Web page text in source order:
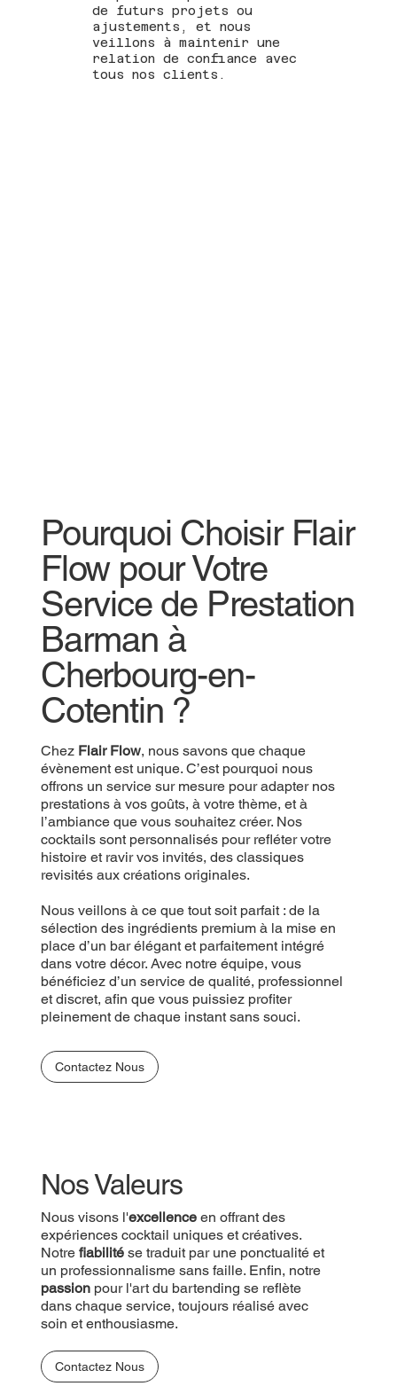
de futurs projets ou
ajustements, et nous
veillons à maintenir une
relation de confiance avec
tous nos clients.
Pourquoi Choisir Flair
Flow pour Votre
Service de Prestation
Barman à
Cherbourg-en-
Cotentin ?
Chez Flair Flow, nous savons que chaque
évènement est unique. C’est pourquoi nous
offrons un service sur mesure pour adapter nos
prestations à vos goûts, à votre thème, et à
l’ambiance que vous souhaitez créer. Nos
cocktails sont personnalisés pour refléter votre
histoire et ravir vos invités, des classiques
revisités aux créations originales.
Nous veillons à ce que tout soit parfait : de la
sélection des ingrédients premium à la mise en
place d’un bar élégant et parfaitement intégré
dans votre décor. Avec notre équipe, vous
bénéficiez d’un service de qualité, professionnel
et discret, afin que vous puissiez profiter
pleinement de chaque instant sans souci.
Contactez Nous
Nos Valeurs
Nous visons l'excellenceen offrant des
expériences cocktail uniques et créatives.
Notre fiabilité se traduit par une ponctualité et
un professionnalisme sans faille. Enfin, notre
passionpour l'art du bartending se reflète
dans chaque service, toujours réalisé avec
soin et enthousiasme.
Contactez Nous